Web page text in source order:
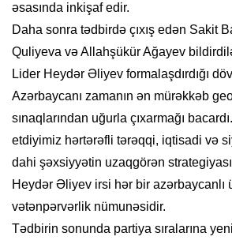
əsasında inkişaf edir.
Daha sonra tədbirdə çıxış edən Sakit
Quliyeva və Allahşükür Ağayev
Lider Heydər Əliyev formalaşdırdığı
Azərbaycanı zamanın ən mürəkkəb
sınaqlarından uğurla çıxarmağı
etdiyimiz hərtərəfli tərəqqi, iqtisadi və
dahi şəxsiyyətin uzaqgörən
Heydər Əliyev irsi hər bir azərbaycanlı
vətənpərvərlik nümunəsidir.
Tədbirin sonunda partiya sıralarına